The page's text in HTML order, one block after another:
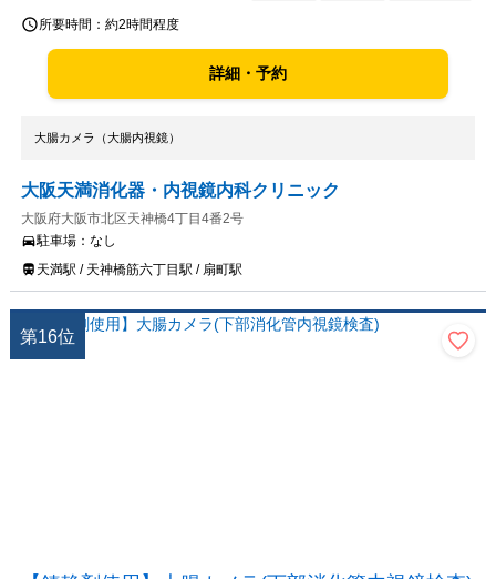
所要時間： 約2時間程度
詳細・予約
大腸カメラ（大腸内視鏡）
大阪天満消化器・内視鏡内科クリニック
大阪府大阪市北区天神橋4丁目4番2号
駐車場： なし
天満駅 / 天神橋筋六丁目駅 / 扇町駅
第16位